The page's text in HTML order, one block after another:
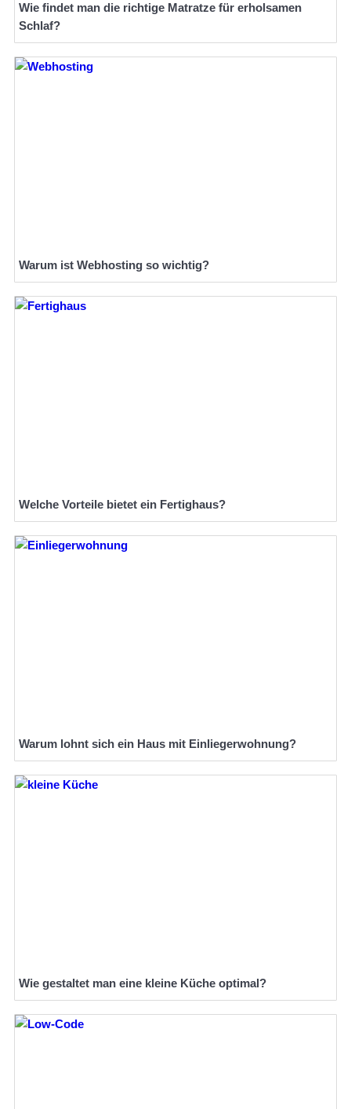
Wie findet man die richtige Matratze für erholsamen
Schlaf?
Warum ist Webhosting so wichtig?
Welche Vorteile bietet ein Fertighaus?
Warum lohnt sich ein Haus mit Einliegerwohnung?
Wie gestaltet man eine kleine Küche optimal?